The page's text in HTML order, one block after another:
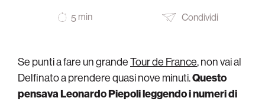
5 min Condividi
Se punti a fare un grandeTour de France, non vai al
Delfinato a prendere quasi nove minuti.Questo
pensava Leonardo Piepoli leggendo i numeri di